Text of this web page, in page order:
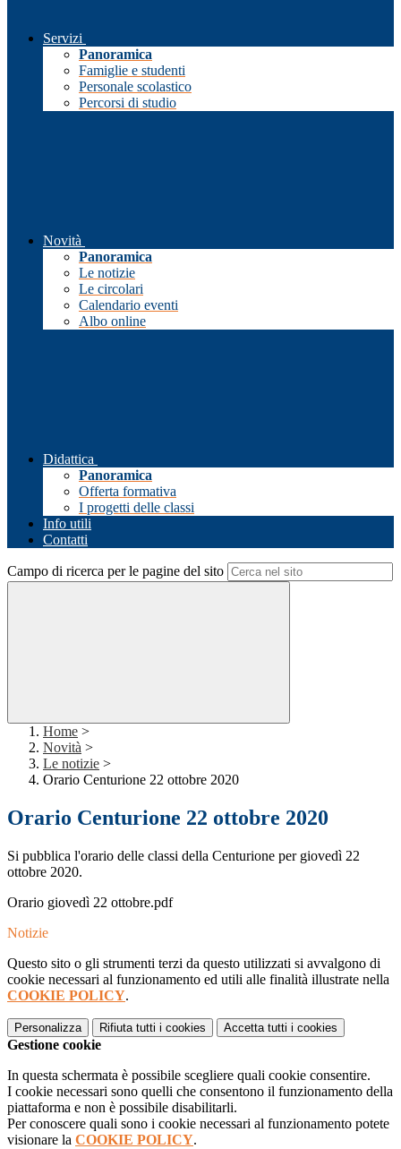
Servizi
Panoramica
Famiglie e studenti
Personale scolastico
Percorsi di studio
Novità
Panoramica
Le notizie
Le circolari
Calendario eventi
Albo online
Didattica
Panoramica
Offerta formativa
I progetti delle classi
Info utili
Contatti
Campo di ricerca per le pagine del sito
Home >
Novità >
Le notizie >
Orario Centurione 22 ottobre 2020
Orario Centurione 22 ottobre 2020
Si pubblica l'orario delle classi della Centurione per giovedì 22
ottobre 2020.
Orario giovedì 22 ottobre.pdf
Notizie
Questo sito o gli strumenti terzi da questo utilizzati si avvalgono di
cookie necessari al funzionamento ed utili alle finalità illustrate nella
COOKIE POLICY.
Personalizza Rifiuta tutti i cookies Accetta tutti i cookies
Gestione cookie
In questa schermata è possibile scegliere quali cookie consentire.
I cookie necessari sono quelli che consentono il funzionamento della
piattaforma e non è possibile disabilitarli.
Per conoscere quali sono i cookie necessari al funzionamento potete
visionare la COOKIE POLICY.